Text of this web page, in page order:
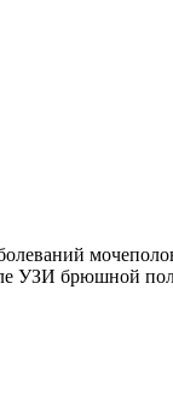
УЗИ брюшной